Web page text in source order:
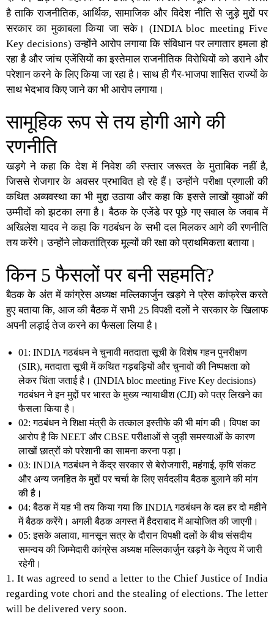
है ताकि राजनीतिक, आर्थिक, सामाजिक और विदेश नीति से जुड़े मुद्दों पर
सरकार का मुकाबला किया जा सके। (INDIA bloc meeting Five
Key decisions) उन्होंने आरोप लगाया कि संविधान पर लगातार हमला हो
रहा है और जांच एजेंसियों का इस्तेमाल राजनीतिक विरोधियों को डराने और
परेशान करने के लिए किया जा रहा है। साथ ही गैर-भाजपा शासित राज्यों के
साथ भेदभाव किए जाने का भी आरोप लगाया।
सामूहिक रूप से तय होगी आगे की
रणनीति
खड़गे ने कहा कि देश में निवेश की रफ्तार जरूरत के मुताबिक नहीं है,
जिससे रोजगार के अवसर प्रभावित हो रहे हैं। उन्होंने परीक्षा प्रणाली की
कथित अव्यवस्था का भी मुद्दा उठाया और कहा कि इससे लाखों युवाओं की
उम्मीदों को झटका लगा है। बैठक के एजेंडे पर पूछे गए सवाल के जवाब में
अखिलेश यादव ने कहा कि गठबंधन के सभी दल मिलकर आगे की रणनीति
तय करेंगे। उन्होंने लोकतांत्रिक मूल्यों की रक्षा को प्राथमिकता बताया।
किन 5 फैसलों पर बनी सहमति?
बैठक के अंत में कांग्रेस अध्यक्ष मल्लिकार्जुन खड़गे ने प्रेस कांफ्रेस करते
हुए बताया कि, आज की बैठक में सभी 25 विपक्षी दलों ने सरकार के खिलाफ
अपनी लड़ाई तेज करने का फैसला लिया है।
01: INDIA गठबंधन ने चुनावी मतदाता सूची के विशेष गहन पुनरीक्षण
(SIR), मतदाता सूची में कथित गड़बड़ियों और चुनावों की निष्पक्षता को
लेकर चिंता जताई है। (INDIA bloc meeting Five Key decisions)
गठबंधन ने इन मुद्दों पर भारत के मुख्य न्यायाधीश (CJI) को पत्र लिखने का
फैसला किया है।
02: गठबंधन ने शिक्षा मंत्री के तत्काल इस्तीफे की भी मांग की। विपक्ष का
आरोप है कि NEET और CBSE परीक्षाओं से जुड़ी समस्याओं के कारण
लाखों छात्रों को परेशानी का सामना करना पड़ा।
03: INDIA गठबंधन ने केंद्र सरकार से बेरोजगारी, महंगाई, कृषि संकट
और अन्य जनहित के मुद्दों पर चर्चा के लिए सर्वदलीय बैठक बुलाने की मांग
की है।
04: बैठक में यह भी तय किया गया कि INDIA गठबंधन के दल हर दो महीने
में बैठक करेंगे। अगली बैठक अगस्त में हैदराबाद में आयोजित की जाएगी।
05: इसके अलावा, मानसून सत्र के दौरान विपक्षी दलों के बीच संसदीय
समन्वय की जिम्मेदारी कांग्रेस अध्यक्ष मल्लिकार्जुन खड़गे के नेतृत्व में जारी
रहेगी।
1. It was agreed to send a letter to the Chief Justice of India
regarding vote chori and the stealing of elections. The letter
will be delivered very soon.